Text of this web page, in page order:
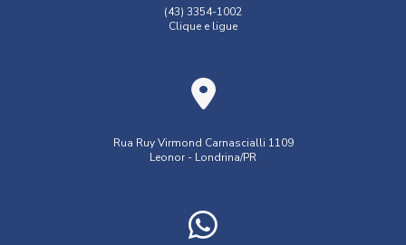
(43) 3354-1002
Clique e ligue
Rua Ruy Virmond Carnascialli 1109
Leonor - Londrina/PR